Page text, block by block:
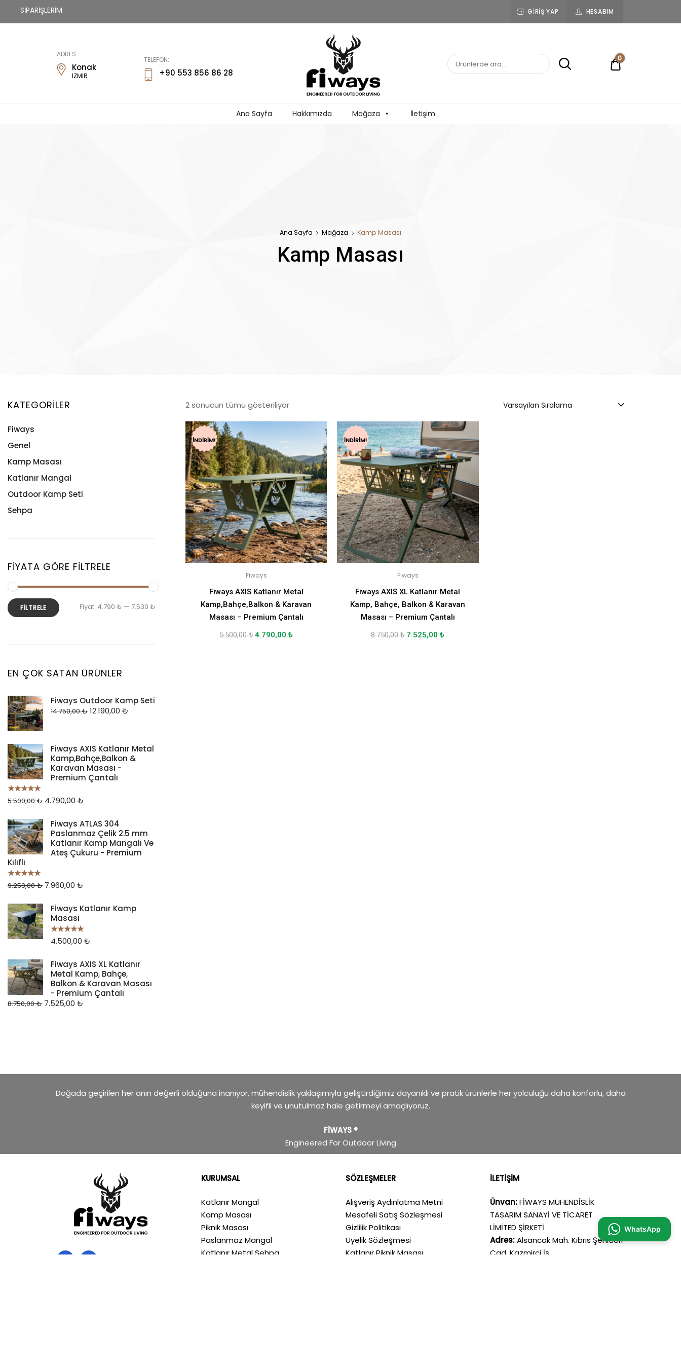
SİPARİŞLERİM GIRIŞ YAP HESABIM
ADRES
Konak
İZMİR
TELEFON:
+90 553 856 86 28
0,00 ₺
0
Ana Sayfa Hakkımızda Mağaza İletişim
Ana Sayfa Mağaza Kamp Masası
Kamp Masası
2 sonucun tümü gösteriliyor Varsayılan Sıralama
İNDIRIM!
Fiways
Fiways AXIS Katlanır Metal
Kamp,Bahçe,Balkon & Karavan
Masası – Premium Çantalı
5.500,00₺ 4.790,00₺
İNDIRIM!
Fiways
Fiways AXIS XL Katlanır Metal
Kamp, Bahçe, Balkon & Karavan
Masası – Premium Çantalı
8.750,00₺ 7.525,00₺
KATEGORILER
Fiways
Genel
Kamp Masası
Katlanır Mangal
Outdoor Kamp Seti
Sehpa
FIYATA GÖRE FILTRELE
FILTRELE Fiyat: 4.790 ₺ — 7.530 ₺
EN ÇOK SATAN ÜRÜNLER
Fiways Outdoor Kamp Seti
14.750,00₺ 12.190,00 ₺
Fiways AXIS Katlanır Metal
Kamp,Bahçe,Balkon &
Karavan Masası -
Premium Çantalı
5 üzerinden
5.500,00₺ 4.790,00 ₺
Fiways ATLAS 304
Paslanmaz Çelik 2.5 mm
Katlanır Kamp Mangalı Ve
Ateş Çukuru - Premium
Kılıflı
5 üzerinden
9.250,00₺ 7.960,00 ₺
Fİways Katlanır Kamp
Masası
5 üzerinden
4.500,00 ₺
Fiways AXIS XL Katlanır
Metal Kamp, Bahçe,
Balkon & Karavan Masası
- Premium Çantalı
8.750,00₺ 7.525,00 ₺
Doğada geçirilen her anın değerli olduğuna inanıyor, mühendislik yaklaşımıyla geliştirdiğimiz dayanıklı ve pratik ürünlerle her yolculuğu daha konforlu, daha
keyifli ve unutulmaz hale getirmeyi amaçlıyoruz.
FİWAYS ®
Engineered For Outdoor Living
KURUMSAL
Katlanır Mangal
Kamp Masası
Piknik Masası
Paslanmaz Mangal
Katlanır Metal Sehpa
SÖZLEŞMELER
Alışveriş Aydınlatma Metni
Mesafeli Satış Sözleşmesi
Gizlilik Politikası
Üyelik Sözleşmesi
Katlanır Piknik Masası
İLETİŞİM
Ünvan:FİWAYS MÜHENDİSLİK
TASARIM SANAYİ VE TİCARET
LİMİTED ŞİRKETİ
Adres:Alsancak Mah. Kıbrıs Şehitleri
Cad. Kazmirci İş
WhatsApp